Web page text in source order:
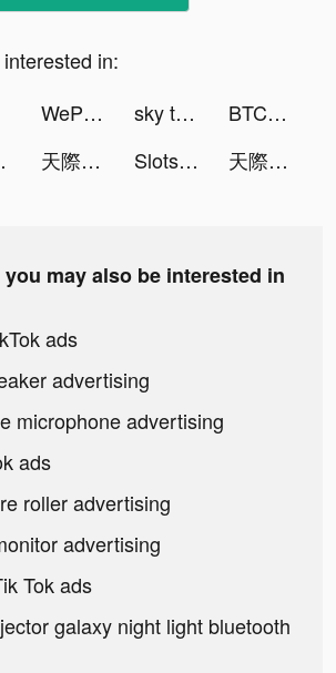
in:
WePlay - Game & Voice Chat tiktok ads sky tiktok ads
BTCC-Trade Bitcoin & Crypto tiktok ads
天際傳說 tiktok ads Slots Clube tiktok ads 天際傳說 tiktok ads
may also be interested in
ads
advertising
microphone advertising
ads
roller advertising
advertising
Tok ads
galaxy night light bluetooth